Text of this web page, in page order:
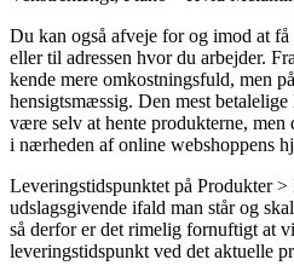
Du kan også afveje for og imod at
eller til adressen hvor du arbejder.
kende mere omkostningsfuld, men
hensigtsmæssig. Den mest
være selv at hente produkterne,
i nærheden af online webshoppens
Leveringstidspunktet på Produkter
udslagsgivende ifald man står og
så derfor er det rimelig fornuftigt at
leveringstidspunkt ved det aktuelle